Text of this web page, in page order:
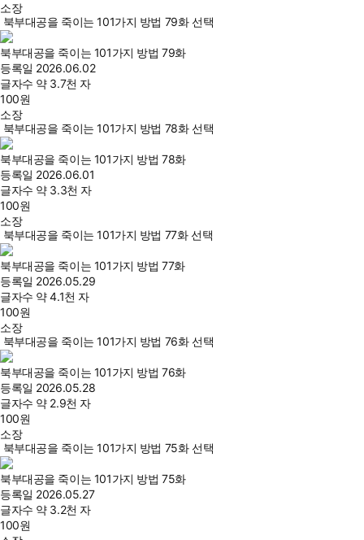
소장
북부대공을 죽이는 101가지 방법 79화 선택
북부대공을 죽이는 101가지 방법 79화
등록일 2026.06.02
글자수 약 3.7천 자
100원
소장
북부대공을 죽이는 101가지 방법 78화 선택
북부대공을 죽이는 101가지 방법 78화
등록일 2026.06.01
글자수 약 3.3천 자
100원
소장
북부대공을 죽이는 101가지 방법 77화 선택
북부대공을 죽이는 101가지 방법 77화
등록일 2026.05.29
글자수 약 4.1천 자
100원
소장
북부대공을 죽이는 101가지 방법 76화 선택
북부대공을 죽이는 101가지 방법 76화
등록일 2026.05.28
글자수 약 2.9천 자
100원
소장
북부대공을 죽이는 101가지 방법 75화 선택
북부대공을 죽이는 101가지 방법 75화
등록일 2026.05.27
글자수 약 3.2천 자
100원